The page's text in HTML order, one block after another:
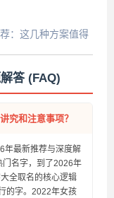
：这几种方案值得
答 (FAQ)
究和注意事项？
年最新推荐与深度解
门名字，到了2026年
全取名的核心逻辑
的字。2022年女孩